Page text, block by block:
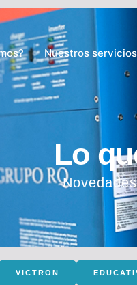
Nuestros servicios
Lo
VICTRON